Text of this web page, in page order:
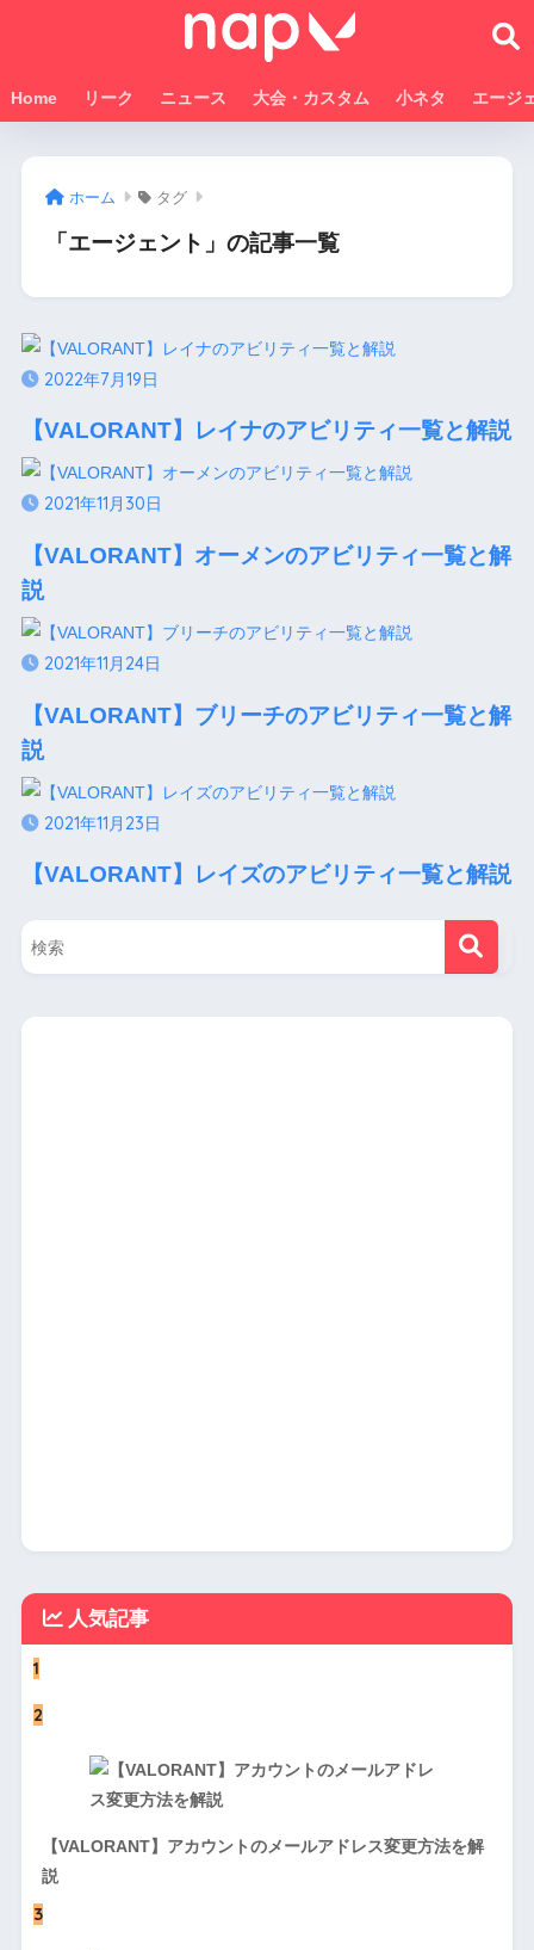
Home リーク ニュース 大会・カスタム 小ネタ エージ
ホーム タグ
「エージェント」の記事一覧
2022年7月19日
【VALORANT】レイナのアビリティ一覧と解説
2021年11月30日
【VALORANT】オーメンのアビリティ一覧と解
説
2021年11月24日
【VALORANT】ブリーチのアビリティ一覧と解
説
2021年11月23日
【VALORANT】レイズのアビリティ一覧と解説
人気記事
1
2
【VALORANT】アカウントのメールアドレス変更方法を解
説
3